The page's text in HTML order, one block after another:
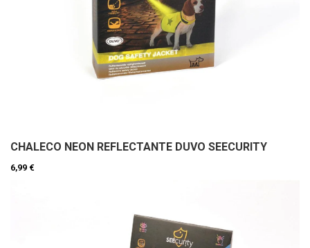
CHALECO NEON REFLECTANTE DUVO SEECURITY
6,99 €